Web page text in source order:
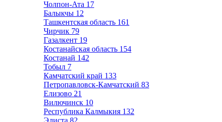
Чолпон-Ата 17
Балыкчы 12
Ташкентская область 161
Чирчик 79
Газалкент 19
Костанайская область 154
Костанай 142
Тобыл 7
Камчатский край 133
Петропавловск-Камчатский 83
Елизово 21
Вилючинск 10
Республика Калмыкия 132
Элиста 82